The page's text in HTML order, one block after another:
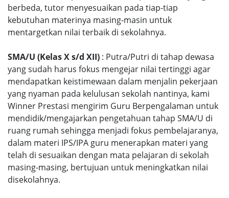
berbeda, tutor menyesuaikan pada tiap-tiap
kebutuhan materinya masing-masin untuk
mentargetkan nilai terbaik di sekolahnya.
SMA/U (Kelas X s/d XII) : Putra/Putri di tahap dewasa
yang sudah harus fokus mengejar nilai tertinggi agar
mendapatkan keistimewaan dalam menjalin pekerjaan
yang nyaman pada kelulusan sekolah nantinya, kami
Winner Prestasi mengirim Guru Berpengalaman untuk
mendidik/mengajarkan pengetahuan tahap SMA/U di
ruang rumah sehingga menjadi fokus pembelajaranya,
dalam materi IPS/IPA guru menerapkan materi yang
telah di sesuaikan dengan mata pelajaran di sekolah
masing-masing, bertujuan untuk meningkatkan nilai
disekolahnya.